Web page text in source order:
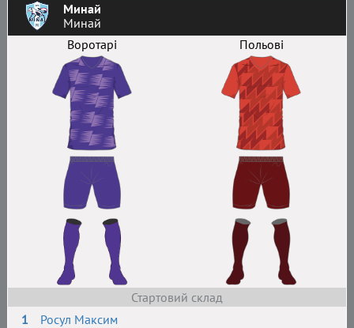
Минай
Минай
Воротарі
Польові
Стартовий склад
1
Росул Максим